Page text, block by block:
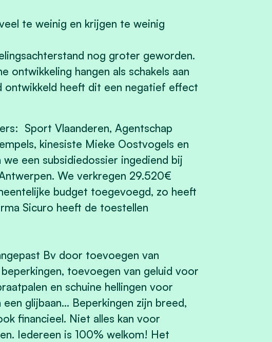
te weinig en krijgen te weinig
nog groter geworden.
ontwikkeling hangen als schakels aan
ontwikkeld heeft dit een negatief effect
Sport Vlaanderen, Agentschap
kinesiste Mieke Oostvogels en
een subsidiedossier ingediend bij
We verkregen 29.520€
budget toegevoegd, zo heeft
Sicuro heeft de toestellen
Bv door toevoegen van
toevoegen van geluid voor
en schuine hellingen voor
glijbaan… Beperkingen zijn breed,
financieel. Niet alles kan voor
Iedereen is 100% welkom! Het